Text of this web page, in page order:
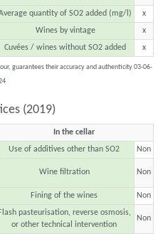
quantity of SO2 added (mg/l)
x
Wines by vintage
x
Cuvées / wines without SO2 added x
guarantees their accuracy and authenticity 03-06-
(2019)
In the cellar
Use of additives other than SO2
Non
Wine filtration Non
Fining of the wines Non
Flash pasteurisation, reverse osmosis,
or other technical intervention
Non